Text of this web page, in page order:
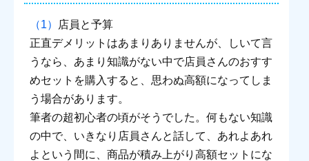
店員と予算
正直デメリットはあまりありませんが、しいて言
うなら、あまり知識がない中で店員さんのおすす
めセットを購入すると、思わぬ高額になってしま
う場合があります。
筆者の超初心者の頃がそうでした。何もない知識
の中で、いきなり店員さんと話して、あれよあれ
よという間に、商品が積み上がり高額セットにな